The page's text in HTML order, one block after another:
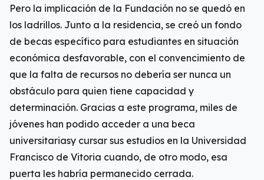
Pero la implicación de la Fundación no se quedó en
los ladrillos. Junto a la residencia, se creó un fondo
de becas específico para estudiantes en situación
económica desfavorable, con el convencimiento de
que la falta de recursos no debería ser nunca un
obstáculo para quien tiene capacidad y
determinación. Gracias a este programa, miles de
jóvenes han podido acceder a una beca
universitariasy cursar sus estudios en la Universidad
Francisco de Vitoria cuando, de otro modo, esa
puerta les habría permanecido cerrada.